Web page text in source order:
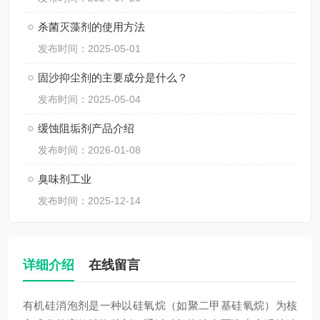
杀菌灭藻剂的使用方法
发布时间：2025-05-01
固沙抑尘剂的主要成分是什么？
发布时间：2025-05-04
缓蚀阻垢剂产品介绍
发布时间：2026-01-08
臭味剂工业
发布时间：2025-12-14
详细介绍 在线留言
有机硅消泡剂是一种以硅氧烷（如聚二甲基硅氧烷）为核